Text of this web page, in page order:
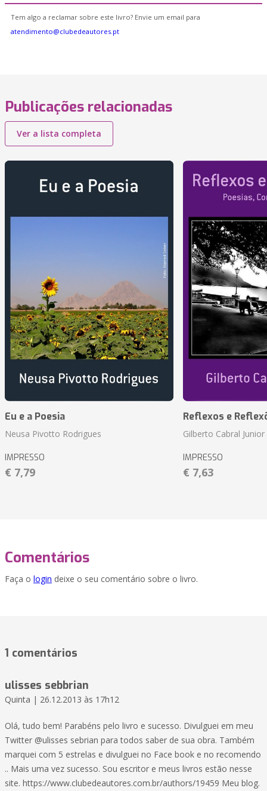
Tem algo a reclamar sobre este livro? Envie um email para
atendimento@clubedeautores.pt
Publicações relacionadas
Ver a lista completa
Eu e a Poesia
Neusa Pivotto Rodrigues
IMPRESSO
€ 7,79
Reflexos e
Gilberto Cabral Junior
IMPRESSO
€ 7,63
Comentários
Faça o login deixe o seu comentário sobre o livro.
1 comentários
ulisses sebbrian
Quinta | 26.12.2013 às 17h12
Olá, tudo bem! Parabéns pelo livro e sucesso. Divulguei em meu
Twitter @ulisses sebrian para todos saber de sua obra. Também
marquei com 5 estrelas e divulguei no Face book e no recomendo
.. Mais uma vez sucesso. Sou escritor e meus livros estão nesse
site. https://www.clubedeautores.com.br/authors/19459 Meu blog.